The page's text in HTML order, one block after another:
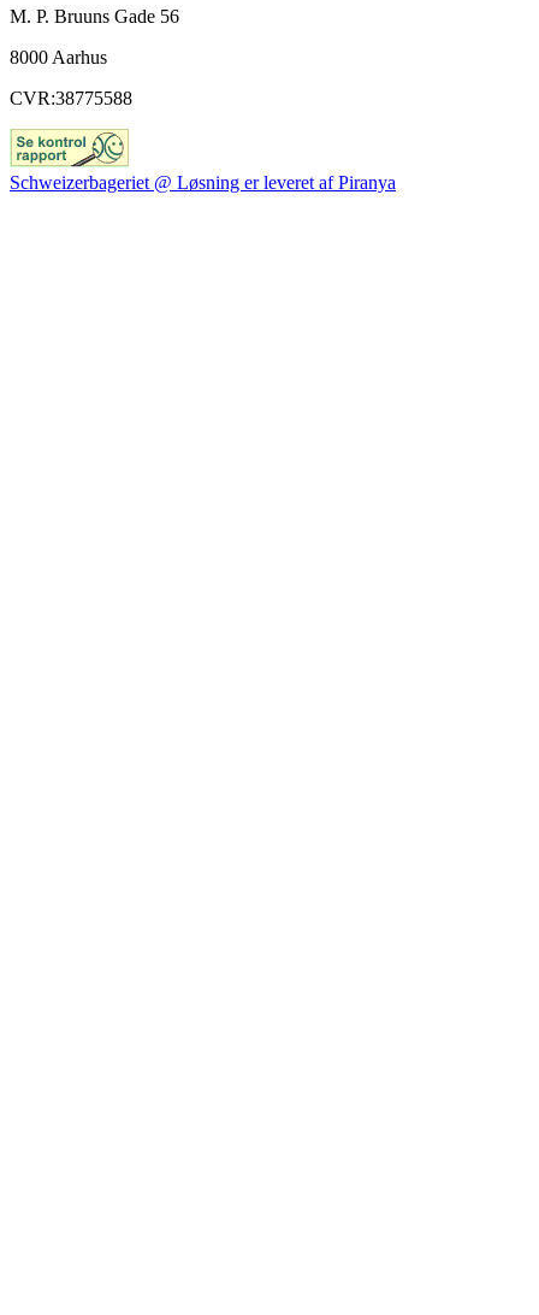
M. P. Bruuns Gade 56
8000 Aarhus
CVR:38775588
Schweizerbageriet @ Løsning er leveret af Piranya